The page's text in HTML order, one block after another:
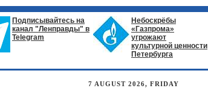
Подписывайтесь на
канал "Ленправды" в
Telegram
Небоскрёбы
«Газпрома»
угрожают
культурной ценности
Петербурга
7 AUGUST 2026, FRIDAY